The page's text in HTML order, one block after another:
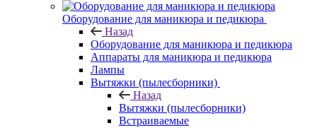
Оборудование для маникюра и педикюра
Назад
Оборудование для маникюра и педикюра
Аппараты для маникюра и педикюра
Лампы
Вытяжки (пылесборники)
Назад
Вытяжки (пылесборники)
Встраиваемые